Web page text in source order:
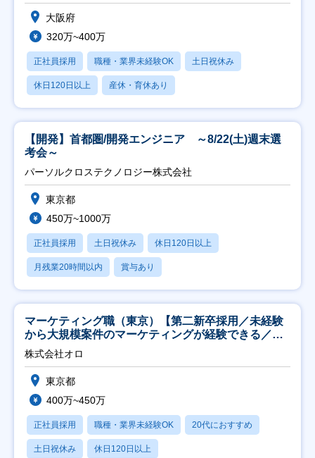
大阪府
320万~400万
正社員採用 職種・業界未経験OK 土日祝休み
休日120日以上 産休・育休あり
【開発】首都圏/開発エンジニア ～8/22(土)週末選
考会～
パーソルクロステクノロジー株式会社
東京都
450万~1000万
正社員採用 土日祝休み 休日120日以上
月残業20時間以内 賞与あり
マーケティング職（東京）【第二新卒採用／未経験
から大規模案件のマーケティングが経験できる／研
修充実】
株式会社オロ
東京都
400万~450万
正社員採用 職種・業界未経験OK 20代におすすめ
土日祝休み 休日120日以上